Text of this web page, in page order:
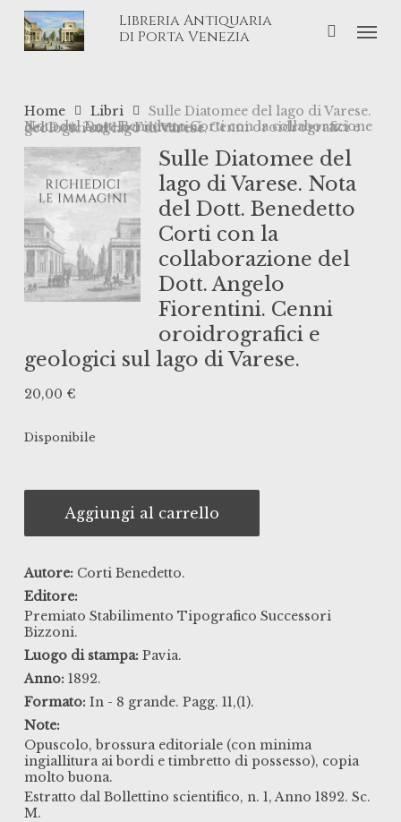
Skip
Libreria Antiquaria
di Porta Venezia
Home Libri
Sulle Diatomee del lago di Varese.
Nota del Dott. Benedetto Corti con la collaborazione del Dott. Angelo Fiorentini. Cenni oroidrografici e geologici sul lago di Varese.
Sulle Diatomee del
lago di Varese. Nota
del Dott. Benedetto
Corti con la
collaborazione del
Dott. Angelo
Fiorentini. Cenni
oroidrografici e
geologici sul lago di Varese.
20,00 €
Disponibile
Aggiungi al carrello
Autore: Corti Benedetto.
Editore:
Premiato Stabilimento Tipografico Successori
Bizzoni.
Luogo di stampa: Pavia.
Anno: 1892.
Formato: In - 8 grande. Pagg. 11,(1).
Note:
Opuscolo, brossura editoriale (con minima
ingiallitura ai bordi e timbretto di possesso), copia
molto buona.
Estratto dal Bollettino scientifico, n. 1, Anno 1892. Sc.
M.